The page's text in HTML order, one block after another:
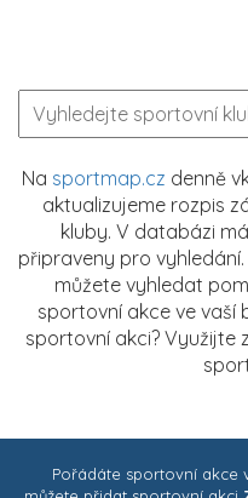
Na sportmap.cz denně
aktualizujeme rozpis
kluby. V databázi
připraveny pro
můžete vyhledat
sportovní akce ve vaší
sportovní akci? Využijte
Pořádáte sportovní akce